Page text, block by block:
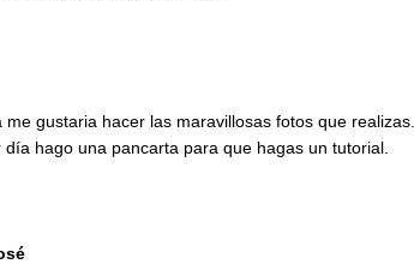
me gustaria hacer las maravillosas fotos que realizas.
hago una pancarta para que hagas un tutorial.